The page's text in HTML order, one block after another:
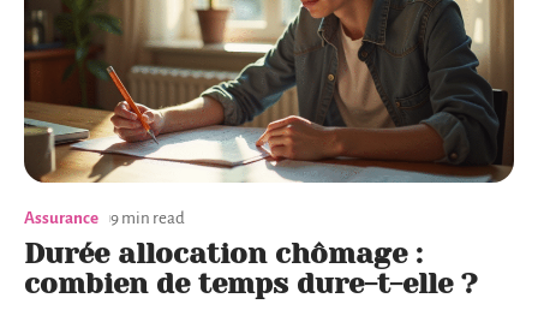
Assurance 9 min read
Durée allocation chômage :
combien de temps dure-t-elle ?